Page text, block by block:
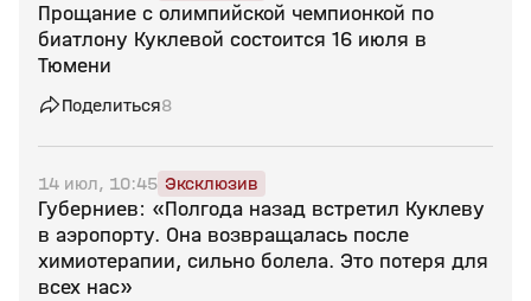
Прощание с олимпийской чемпионкой по
биатлону Куклевой состоится 16 июля в
Тюмени
Поделиться8
14 июл, 10:45 Эксклюзив
Губерниев: «Полгода назад встретил Куклеву
в аэропорту. Она возвращалась после
химиотерапии, сильно болела. Это потеря для
всех нас»